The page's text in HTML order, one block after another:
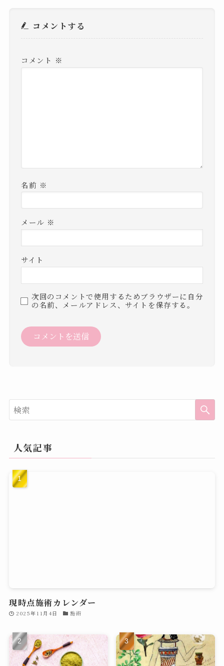
コメントする
コメント ※
名前 ※
メール ※
サイト
次回のコメントで使用するためブラウザーに自分
の名前、メールアドレス、サイトを保存する。
人気記事
現時点施術カレンダー
2025年11月4日 施術